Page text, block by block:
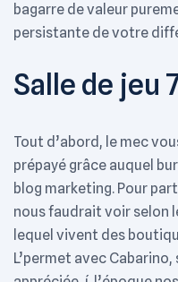
bagarre de valeur
persistante de votre
Salle de jeu
Tout d’abord, le mec
prépayé grâce auquel
blog marketing. Pour
nous faudrait voir selon
lequel vivent des
L’permet avec